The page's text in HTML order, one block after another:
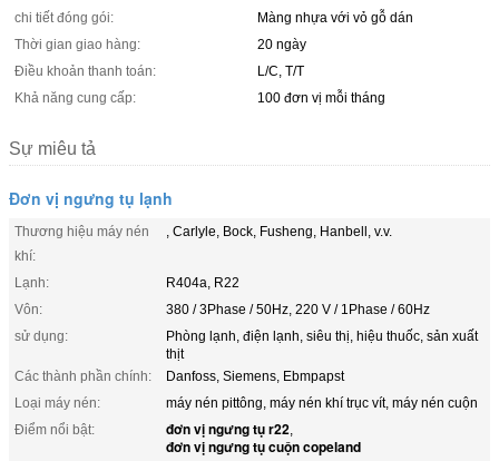
chi tiết đóng gói:
Màng nhựa với vỏ gỗ dán
Thời gian giao hàng:
20 ngày
Điều khoản thanh toán:
L/C, T/T
Khả năng cung cấp:
100 đơn vị mỗi tháng
Sự miêu tả
Đơn vị ngưng tụ lạnh
Thương hiệu máy nén
khí:
, Carlyle, Bock, Fusheng, Hanbell, v.v.
Lạnh:
R404a, R22
Vôn:
380 / 3Phase / 50Hz, 220 V / 1Phase / 60Hz
sử dụng:
Phòng lạnh, điện lạnh, siêu thị, hiệu thuốc, sản xuất
thịt
Các thành phần chính:
Danfoss, Siemens, Ebmpapst
Loại máy nén:
máy nén pittông, máy nén khí trục vít, máy nén cuộn
Điểm nổi bật:
đơn vị ngưng tụ r22,
đơn vị ngưng tụ cuộn copeland